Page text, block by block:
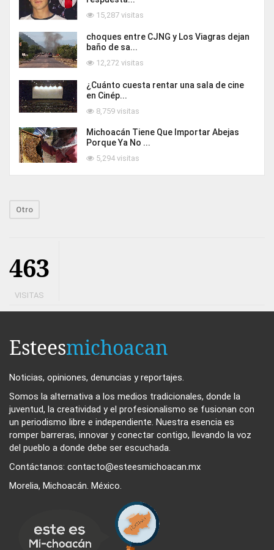
15,287 visitas
choques entre CJNG y Los Viagras dejan
baño de sa...
12,272 visitas
¿Cuánto cuesta rentar una sala de cine
en Cinép...
8,759 visitas
Michoacán Tiene Que Importar Abejas
Porque Ya No ...
5,294 visitas
Otro
463
VISITAS
Esteesmichoacan
Noticias, opiniones, denuncias y reportajes.
Somos la alternativa a los medios tradicionales, donde la
juventud, la creatividad y el profesionalismo se fusionan con
un periodismo libre e independiente. Nuestra esencia es
romper barreras, innovar y conectar contigo, llevando la voz
del pueblo a donde debe ser escuchada.
Contáctanos: contacto@esteesmichoacan.mx
Morelia, Michoacán. México.